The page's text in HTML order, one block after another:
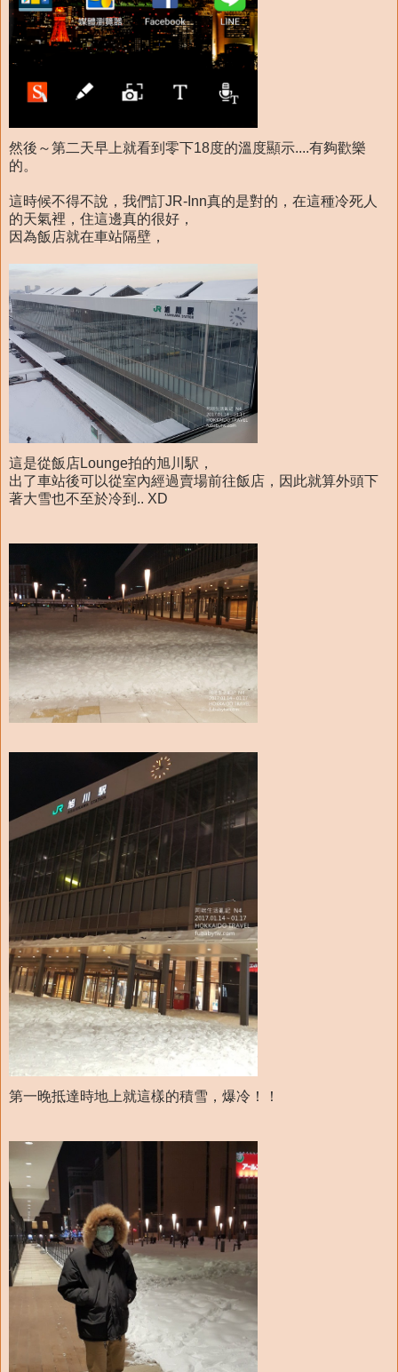
然後～第二天早上就看到零下18度的溫度顯示....有夠歡樂
的。
這時候不得不說，我們訂JR-Inn真的是對的，在這種冷死人
的天氣裡，住這邊真的很好，
因為飯店就在車站隔壁，
這是從飯店Lounge拍的旭川駅，
出了車站後可以從室內經過賣場前往飯店，因此就算外頭下
著大雪也不至於冷到.. XD
第一晚抵達時地上就這樣的積雪，爆冷！！